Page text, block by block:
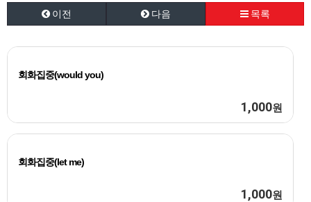
이전 다음 목록
회화집중(would you)
1,000원
회화집중(let me)
1,000원